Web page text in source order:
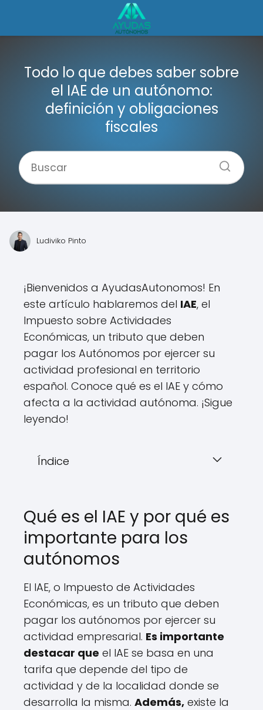
Todo lo que debes saber sobre
el IAE de un autónomo:
definición y obligaciones
fiscales
Ludiviko Pinto
¡Bienvenidos a AyudasAutonomos! En
este artículo hablaremos del IAE, el
Impuesto sobre Actividades
Económicas, un tributo que deben
pagar los Autónomos por ejercer su
actividad profesional en territorio
español. Conoce qué es el IAE y cómo
afecta a la actividad autónoma. ¡Sigue
leyendo!
Índice
Qué es el IAE y por qué es
importante para los
autónomos
El IAE, o Impuesto de Actividades
Económicas, es un tributo que deben
pagar los autónomos por ejercer su
actividad empresarial. Es importante
destacar que el IAE se basa en una
tarifa que depende del tipo de
actividad y de la localidad donde se
desarrolla la misma. Además, existe la